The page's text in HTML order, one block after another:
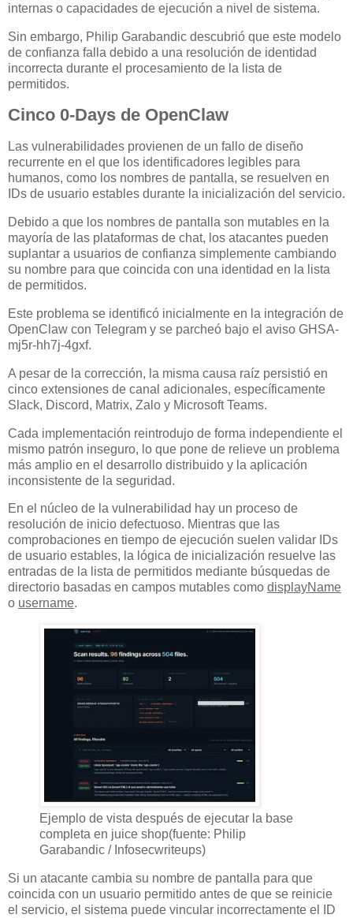
internas o capacidades de ejecución a nivel de sistema.
Sin embargo, Philip Garabandic descubrió que este modelo
de confianza falla debido a una resolución de identidad
incorrecta durante el procesamiento de la lista de
permitidos.
Cinco 0-Days de OpenClaw
Las vulnerabilidades provienen de un fallo de diseño
recurrente en el que los identificadores legibles para
humanos, como los nombres de pantalla, se resuelven en
IDs de usuario estables durante la inicialización del servicio.
Debido a que los nombres de pantalla son mutables en la
mayoría de las plataformas de chat, los atacantes pueden
suplantar a usuarios de confianza simplemente cambiando
su nombre para que coincida con una identidad en la lista
de permitidos.
Este problema se identificó inicialmente en la integración de
OpenClaw con Telegram y se parcheó bajo el aviso GHSA-
mj5r-hh7j-4gxf.
A pesar de la corrección, la misma causa raíz persistió en
cinco extensiones de canal adicionales, específicamente
Slack, Discord, Matrix, Zalo y Microsoft Teams.
Cada implementación reintrodujo de forma independiente el
mismo patrón inseguro, lo que pone de relieve un problema
más amplio en el desarrollo distribuido y la aplicación
inconsistente de la seguridad.
En el núcleo de la vulnerabilidad hay un proceso de
resolución de inicio defectuoso. Mientras que las
comprobaciones en tiempo de ejecución suelen validar IDs
de usuario estables, la lógica de inicialización resuelve las
entradas de la lista de permitidos mediante búsquedas de
directorio basadas en campos mutables como displayName
o username.
Ejemplo de vista después de ejecutar la base
completa en juice shop(fuente: Philip
Garabandic / Infosecwriteups)
Si un atacante cambia su nombre de pantalla para que
coincida con un usuario permitido antes de que se reinicie
el servicio, el sistema puede vincular incorrectamente el ID